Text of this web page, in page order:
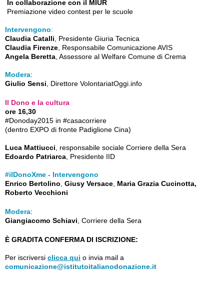
In collaborazione con il MIUR
Premiazione video contest per le scuole
Intervengono:
Claudia Catalli , Presidente Giuria Tecnica
Claudia Firenze , Responsabile Comunicazione AVIS
Angela Beretta , Assessore al Welfare Comune di Crema
Modera:
Giulio Sensi , Direttore VolontariatOggi.info
Il Dono e la cultura
ore 16,30
#Donoday2015 in #casacorriere
(dentro EXPO di fronte Padiglione Cina)
Luca Mattiucci , responsabile sociale Corriere della Sera
Edoardo Patriarca , Presidente IID
#ilDonoXme - Intervengono
Enrico Bertolino Giusy Versace Maria Grazia Cucinotta,
Roberto Vecchioni
Modera:
Giangiacomo Schiavi , Corriere della Sera
È GRADITA CONFERMA DI ISCRIZIONE:
Per iscriversi clicca qui o invia mail a
comunicazione@istitutoitalianodonazione.it